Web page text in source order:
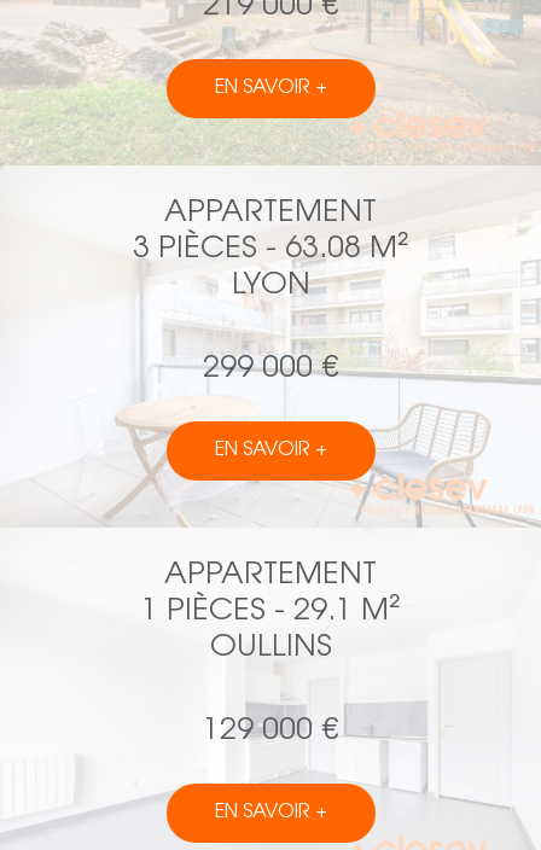
219 000 €
EN SAVOIR +
APPARTEMENT
3 PIÈCES - 63.08 M²
LYON
299 000 €
EN SAVOIR +
APPARTEMENT
1 PIÈCES - 29.1 M²
OULLINS
129 000 €
EN SAVOIR +